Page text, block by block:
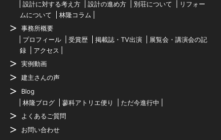
設計に対する考え方
設計の進め方 別荘について
リフォー
ムについて
林隆コラム
事務所概要
プロフィール
受賞歴 掲載誌・TV出演
展覧会・講演会の記
録
アクセス
実例動画
建主さんの声
Blog
林隆ブログ
蓼科アトリエ便り
ただ今進行中
よくあるご質問
お問い合わせ